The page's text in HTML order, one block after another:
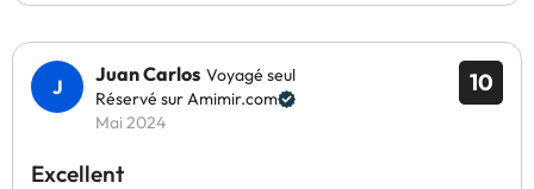
10
Juan Carlos Voyagé seul
Réservé sur Amimir.com
Mai 2024
Excellent